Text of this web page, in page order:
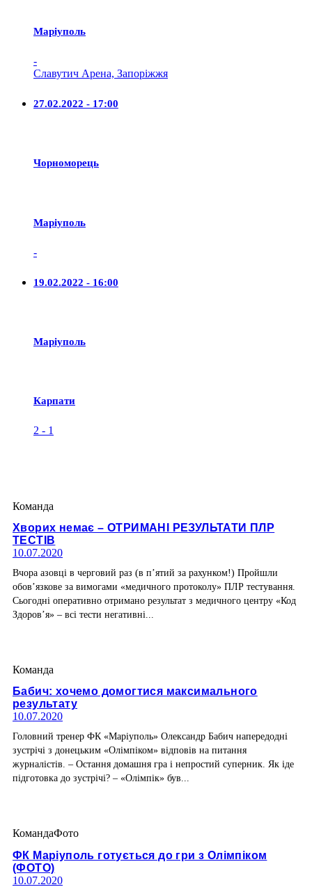
Маріуполь
-
Славутич Арена, Запоріжжя
27.02.2022 - 17:00
Чорноморець
Маріуполь
-
19.02.2022 - 16:00
Маріуполь
Карпати
2 - 1
Команда
Хворих немає – ОТРИМАНІ РЕЗУЛЬТАТИ ПЛР
ТЕСТІВ
10.07.2020
Вчора азовці в черговий раз (в п’ятий за рахунком!) Пройшли
обов’язкове за вимогами «медичного протоколу» ПЛР тестування.
Сьогодні оперативно отримано результат з медичного центру «Код
Здоров’я» – всі тести негативні...
Команда
Бабич: хочемо домогтися максимального
результату
10.07.2020
Головний тренер ФК «Маріуполь» Олександр Бабич напередодні
зустрічі з донецьким «Олімпіком» відповів на питання
журналістів. – Остання домашня гра і непростий суперник. Як іде
підготовка до зустрічі? – «Олімпік» був...
КомандаФото
ФК Маріуполь готується до гри з Олімпіком
(ФОТО)
10.07.2020